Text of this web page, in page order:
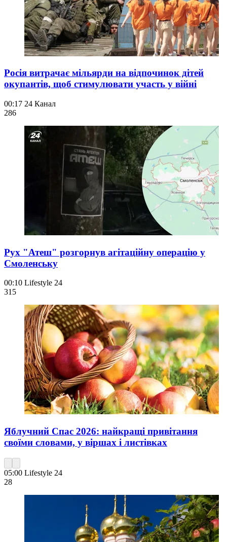
Росія витрачає мільярди на відпочинок дітей
окупантів, щоб стимулювати участь у війні
00:17 24 Канал
286
Рух "Атеш" розгорнув агітаційну операцію у
Смоленську
00:10 Lifestyle 24
315
Яблучний Спас 2026: найкращі привітання
своїми словами, у віршах і листівках
05:00 Lifestyle 24
28